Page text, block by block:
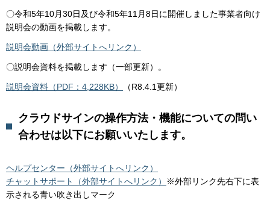
〇令和5年10月30日及び令和5年11月8日に開催しました事業者向け
説明会の動画を掲載します。
説明会動画（外部サイトへリンク）
〇説明会資料を掲載します（一部更新）。
説明会資料（PDF：4,228KB） （R8.4.1更新）
クラウドサインの操作方法・機能についての問い
合わせは以下にお願いいたします。
ヘルプセンター（外部サイトへリンク）
チャットサポート（外部サイトへリンク）
※外部リンク先右下に表
示される青い吹き出しマーク